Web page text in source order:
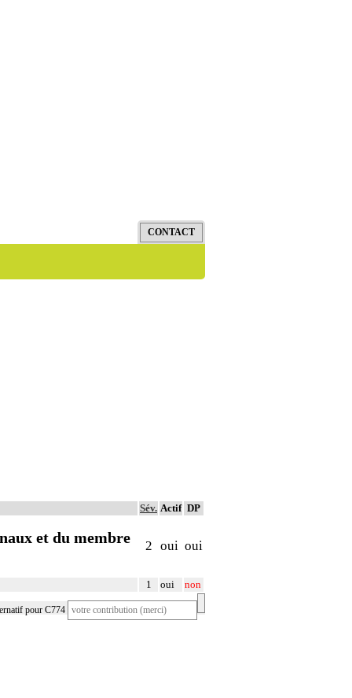
Sév. Actif DP
et du membre
2 oui oui
1 oui non
pour C774
carcinomateuse cuisse gauche